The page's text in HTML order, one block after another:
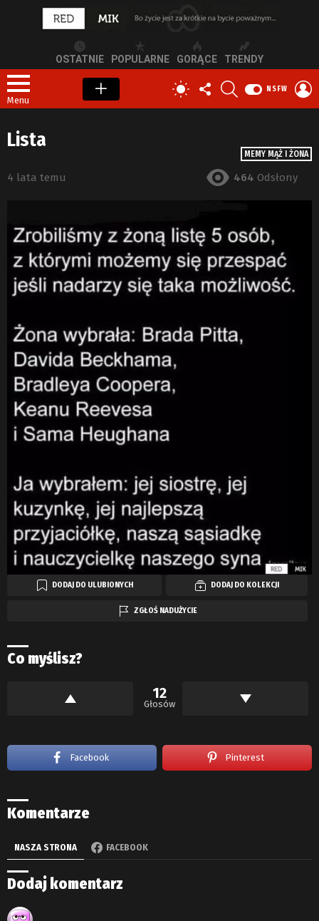
OSTATNIE POPULARNE GORĄCE TRENDY
Menu
PRZEŁĄCZ
SKÓRKĘ
OBSERWUJ
NAS
NSFW
MEMY MĄŻ I ŻONA
Lista
4 lata temu 464 Odsłony
DODAJ DO ULUBIONYCH DODAJ DO KOLEKCJI
ZGŁOŚ NADUŻYCIE
Co myślisz?
12
Głosów
Facebook Pinterest
Komentarze
NASZA STRONA FACEBOOK
Dodaj komentarz